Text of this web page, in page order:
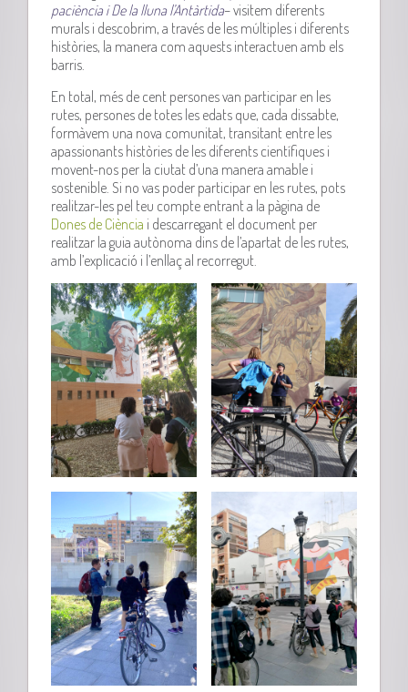
paciència i De la lluna l’Antàrtida– visitem diferents
murals i descobrim, a través de les múltiples i diferents
històries, la manera com aquests interactuen amb els
barris.
En total, més de cent persones van participar en les
rutes, persones de totes les edats que, cada dissabte,
formàvem una nova comunitat, transitant entre les
apassionants històries de les diferents científiques i
movent-nos per la ciutat d’una manera amable i
sostenible. Si no vas poder participar en les rutes, pots
realitzar-les pel teu compte entrant a la pàgina de
Dones de Ciència i descarregant el document per
realitzar la guia autònoma dins de l’apartat de les rutes,
amb l’explicació i l’enllaç al recorregut.